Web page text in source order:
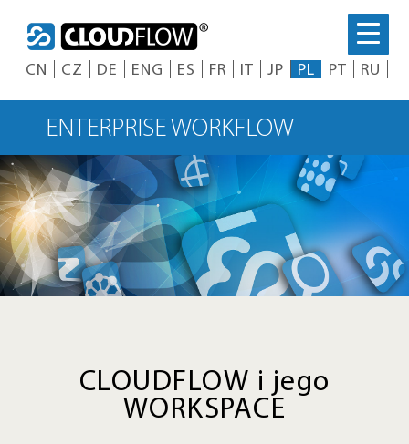
content
CN CZ DE ENG ES FR IT JP PL PT RU
ENTERPRISE WORKFLOW
CLOUDFLOW i jego
WORKSPACE